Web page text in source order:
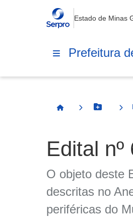
Estado de Minas
Prefeitura
Página InicialBotão
Edital nº
O objeto deste
descritas no
periféricas do